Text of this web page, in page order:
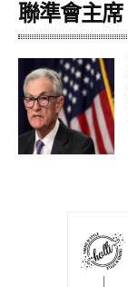
聯準會主席